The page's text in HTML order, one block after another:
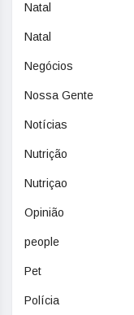
Natal
Natal
Negócios
Nossa Gente
Notícias
Nutrição
Nutriçao
Opinião
people
Pet
Polícia